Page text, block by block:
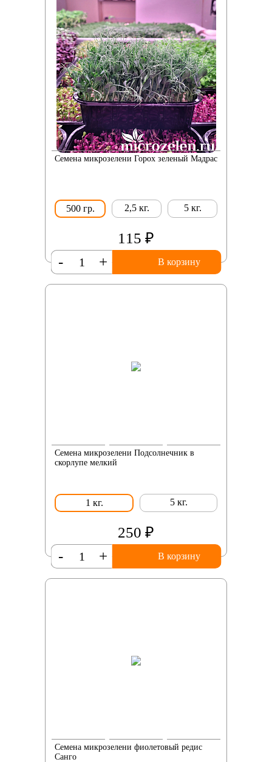
Семена микрозелени Горох зеленый Мадрас
500 гр. 2,5 кг. 5 кг.
115 ₽
+
- В корзину
Семена микрозелени Подсолнечник в
скорлупе мелкий
1 кг. 5 кг.
250 ₽
+
- В корзину
Семена микрозелени фиолетовый редис
Санго